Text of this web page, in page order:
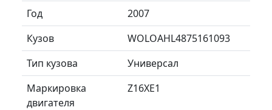
Год
2007
Кузов
WOLOAHL4875161093
Тип кузова
Универсал
Маркировка
двигателя
Z16XE1